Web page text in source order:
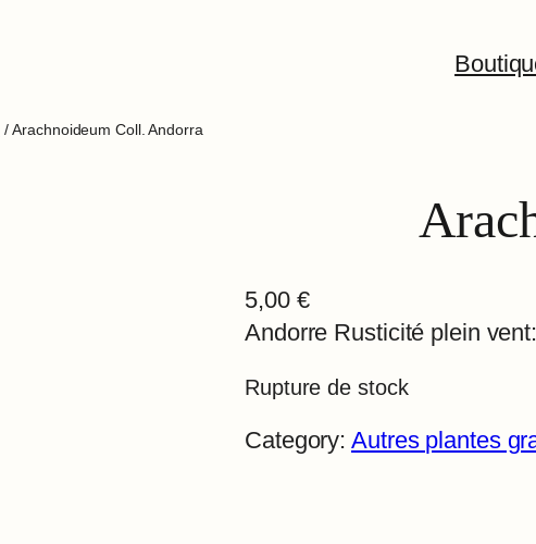
/ Arachnoideum Coll. Andorra
5,00 €
Andorre Rusticité plein
Rupture de stock
Category:Autres plantes